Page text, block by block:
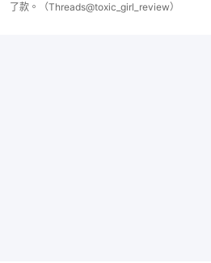
了款。（Threads@toxic_girl_review）